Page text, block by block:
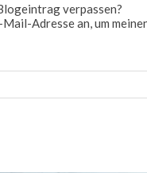
verpassen?
Adresse an, um